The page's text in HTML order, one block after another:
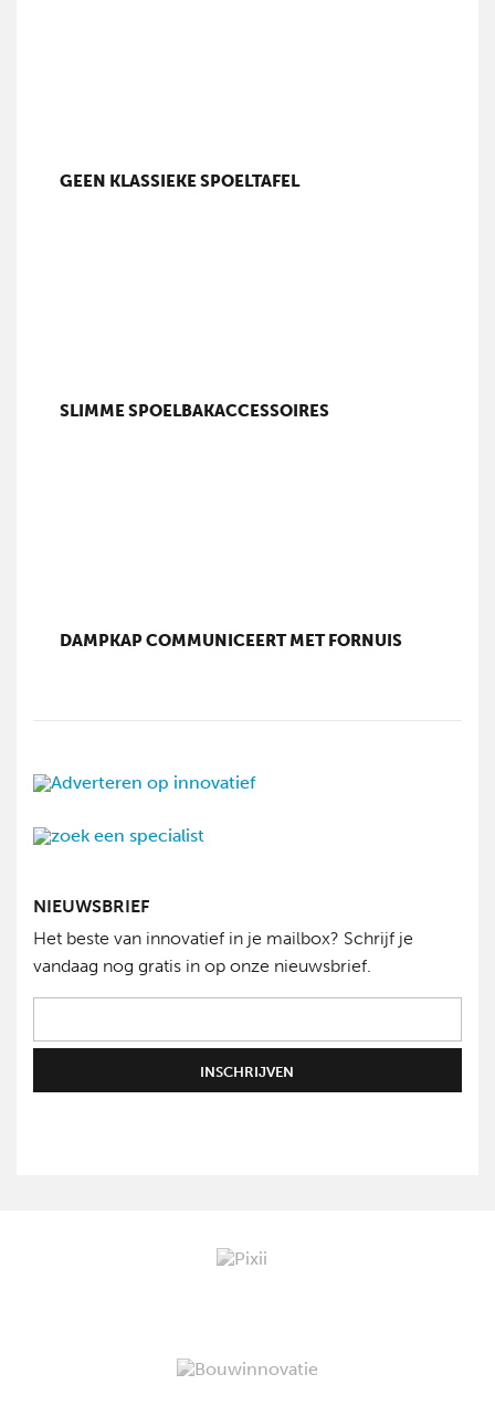
GEEN KLASSIEKE SPOELTAFEL
SLIMME SPOELBAKACCESSOIRES
DAMPKAP COMMUNICEERT MET FORNUIS
NIEUWSBRIEF
Het beste van innovatief in je mailbox? Schrijf je
vandaag nog gratis in op onze nieuwsbrief.